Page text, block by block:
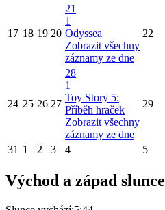
17 18 19 20
21
1
Odyssea
Zobrazit všechny
záznamy ze dne
22
24 25 26 27
28
1
Toy Story 5:
Příběh hraček
Zobrazit všechny
záznamy ze dne
29
31 1 2 3 4 5
Východ a západ slunce